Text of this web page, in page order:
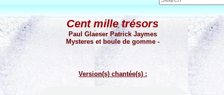
Cent mille trésors
Paul Glaeser Patrick Jaymes
Mysteres et boule de gomme -
Version(s) chantée(s) :